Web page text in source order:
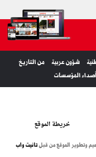
شؤون عربية
من التاريخ
أصداء المؤسسات
خريطة الموقع
وتطوير الموقع من قبلتانيت واب